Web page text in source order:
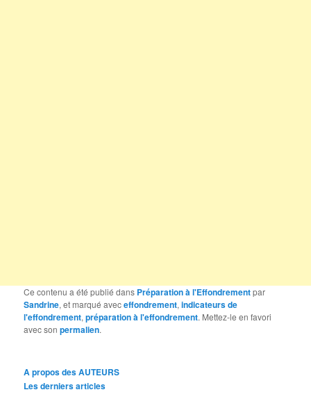
Ce contenu a été publié dans Préparation à l'Effondrementpar
Sandrine, et marqué aveceffondrement,indicateurs de
l'effondrement,préparation à l'effondrement. Mettez-le en favori
avec sonpermalien.
A propos des AUTEURS
Les derniers articles